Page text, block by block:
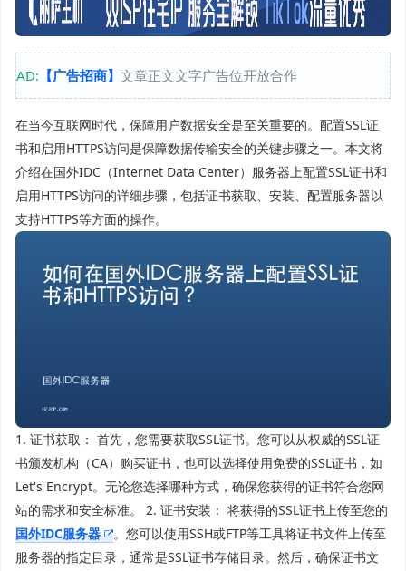
AD: 【广告招商】 文章正文文字广告位开放合作
在当今互联网时代，保障用户数据安全是至关重要的。配置SSL证
书和启用HTTPS访问是保障数据传输安全的关键步骤之一。本文将
介绍在国外IDC（Internet Data Center）服务器上配置SSL证书和
启用HTTPS访问的详细步骤，包括证书获取、安装、配置服务器以
支持HTTPS等方面的操作。
1. 证书获取： 首先，您需要获取SSL证书。您可以从权威的SSL证
书颁发机构（CA）购买证书，也可以选择使用免费的SSL证书，如
Let's Encrypt。无论您选择哪种方式，确保您获得的证书符合您网
站的需求和安全标准。 2. 证书安装： 将获得的SSL证书上传至您的
国外IDC服务器
。您可以使用SSH或FTP等工具将证书文件上传至
服务器的指定目录，通常是SSL证书存储目录。然后，确保证书文